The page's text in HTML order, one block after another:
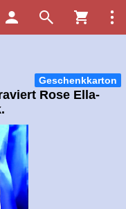
Geschenkkarton
Rose Ella-